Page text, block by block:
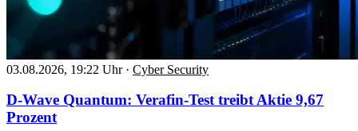
03.08.2026, 19:22 Uhr · Cyber Security
D-Wave Quantum: Verafin-Test treibt Aktie 9,67
Prozent